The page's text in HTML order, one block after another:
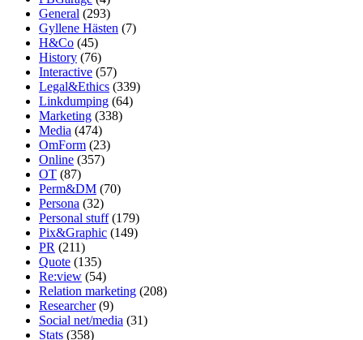
General (293)
Gyllene Hästen (7)
H&Co (45)
History (76)
Interactive (57)
Legal&Ethics (339)
Linkdumping (64)
Marketing (338)
Media (474)
OmForm (23)
Online (357)
OT (87)
Perm&DM (70)
Persona (32)
Personal stuff(179)
Pix&Graphic (149)
PR (211)
Quote (135)
Re:view (54)
Relation marketing (208)
Researcher(9)
Social net/media (31)
Stats (358)